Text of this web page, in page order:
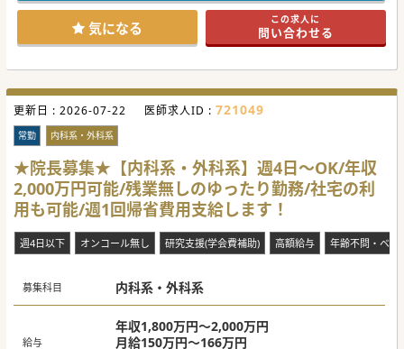
リゾート地にあるため、休日はゴルフや温泉、美味しい海の
幸を食べながら
ゆったりとご勤務できる「セカンドキャリア」をお考えの先
生にもお薦めです。
#秋入職可
気になる この求人に
問い合わせる
更新日 : 2026-07-22 医師求人ID : 721049
常勤 内科系・外科系
★院長募集★【内科系・外科系】週4日～OK/年収
2,000万円可能/残業無しのゆったり勤務/社宅の利
用も可能/週1回帰省費用支給します！
週4日以下 オンコール無し 研究支援(学会費補助) 高額給与 年齢不問・ベテ
募集科目 内科系・外科系
給与
年収1,800万円～2,000万円
月給150万円～166万円